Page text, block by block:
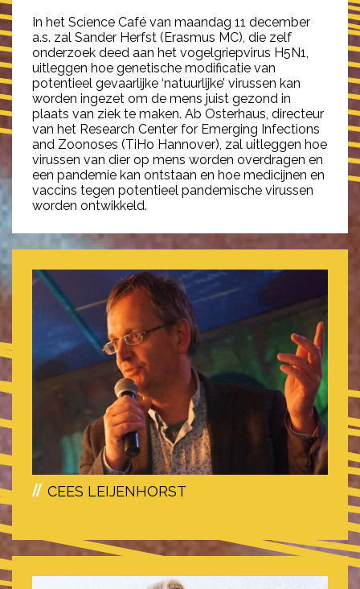
In het Science Café van maandag 11 december
a.s. zal Sander Herfst (Erasmus MC), die zelf
onderzoek deed aan het vogelgriepvirus H5N1,
uitleggen hoe genetische modificatie van
potentieel gevaarlijke ‘natuurlijke’ virussen kan
worden ingezet om de mens juist gezond in
plaats van ziek te maken. Ab Osterhaus, directeur
van het Research Center for Emerging Infections
and Zoonoses (TiHo Hannover), zal uitleggen hoe
virussen van dier op mens worden overdragen en
een pandemie kan ontstaan en hoe medicijnen en
vaccins tegen potentieel pandemische virussen
worden ontwikkeld.
CEES LEIJENHORST